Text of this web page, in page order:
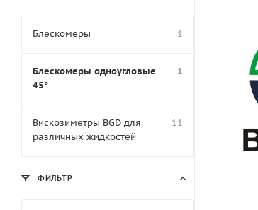
Блескомеры 1
Блескомеры одноугловые
45°
1
Вискозиметры BGD для
различных жидкостей
11
ФИЛЬТР